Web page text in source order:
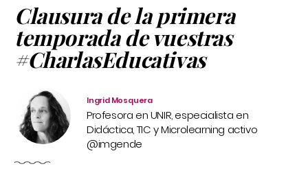
Clausura de la primera
temporada de vuestras
#CharlasEducativas
Ingrid Mosquera
Profesora en UNIR, especialista en
Didáctica, TIC y Microlearning activo
@imgende